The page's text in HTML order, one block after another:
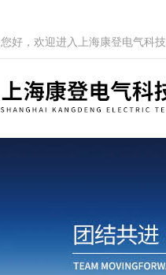
您好，欢迎进入上海康登电气科